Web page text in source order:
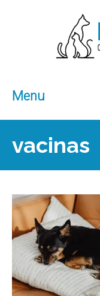
Menu
vacinas